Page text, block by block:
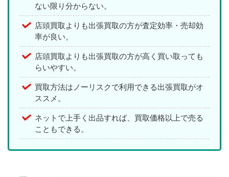
ない限り分からない。
店頭買取よりも出張買取の方が査定効率・売却効
率が良い。
店頭買取よりも出張買取の方が高く買い取っても
らいやすい。
買取方法はノーリスクで利用できる出張買取がオ
ススメ。
ネットで上手く出品すれば、買取価格以上で売る
こともできる。